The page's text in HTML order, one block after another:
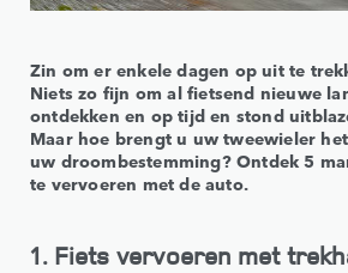
Zin om er enkele dagen op uit te
Niets zo fijn om al fietsend nieuwe
ontdekken en op tijd en stond
Maar hoe brengt u uw tweewieler
uw droombestemming? Ontdek 5
te vervoeren met de auto.
1. Fiets vervoeren met